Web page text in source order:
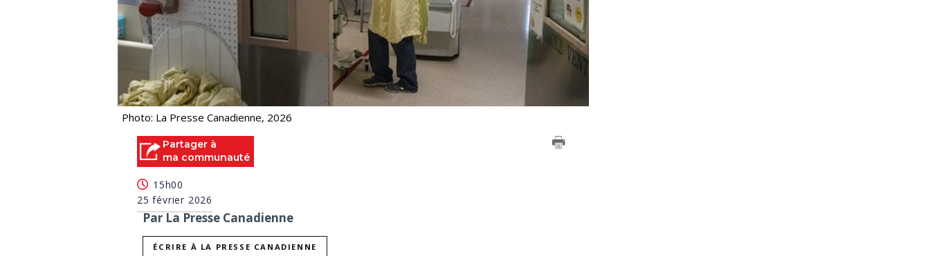
Photo: La Presse Canadienne, 2026
Partager à
ma communauté
15h00
25 février 2026
Par La Presse Canadienne
ÉCRIRE À LA PRESSE CANADIENNE